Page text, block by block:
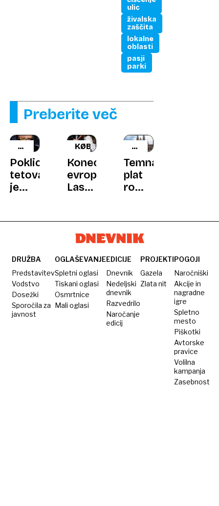
ulic
živalska
zaščita
lokalne
oblasti
pasji
parki
Preberite več
JUŽNA
KOREJA
Poklic
tetovatorja
je
tetovatorska
v
ilegali
KØBENHAVN
Konec
evropskega
Las
se
spremembe
DE
COMPOSTELA
Temna
plat
romarske
se
pod
množičnega
turizma
DRUŽBA
Predstavitev
Vodstvo
Dosežki
Sporočila za
javnost
OGLAŠEVANJE
Spletni oglasi
Tiskani oglasi
Osmrtnice
Mali oglasi
EDICIJE
Dnevnik
Nedeljski
dnevnik
Razvedrilo
Naročanje
edicij
PROJEKTI
Gazela
Zlata nit
POGOJI
Naročniški
Akcije in
nagradne
igre
Spletno
mesto
Piškotki
Avtorske
pravice
Volilna
kampanja
Zasebnost